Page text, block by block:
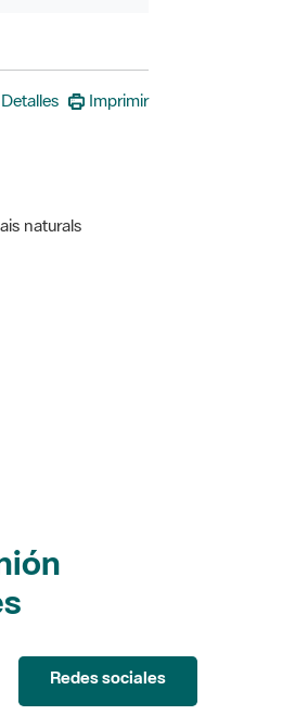
Detalles Imprimir
naturals
Redes sociales